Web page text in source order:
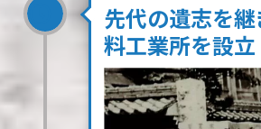
先代の遺志を
料工業所を設立